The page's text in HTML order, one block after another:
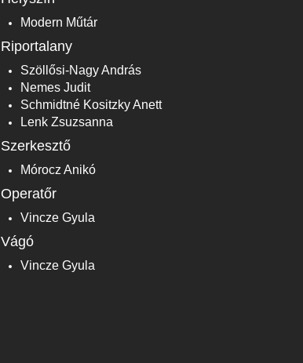
Modern Műtár
Riportalany
Szöllősi-Nagy András
Nemes Judit
Schmidtné Kositzky Anett
Lenk Zsuzsanna
Szerkesztő
Mórocz Anikó
Operatőr
Vincze Gyula
Vágó
Vincze Gyula